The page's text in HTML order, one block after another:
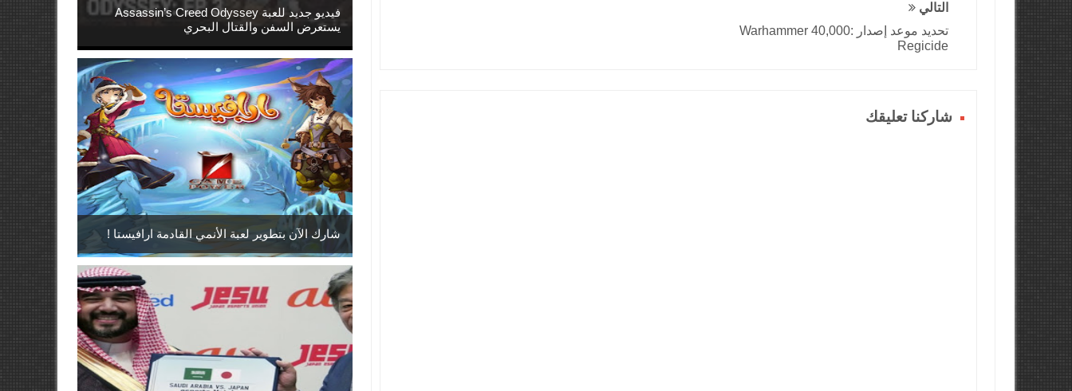
التالي
تحديد موعد إصدار Warhammer 40,000:
Regicide
شاركنا تعليقك
فيديو جديد للعبة Assassin’s Creed Odyssey
يستعرض السفن والقتال البحري
شارك الآن بتطوير لعبة الأنمي القادمة ارافيستا !